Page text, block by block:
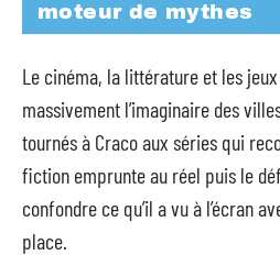
moteur de mythes
Le cinéma, la littérature et les
massivement l’imaginaire des
tournés à Craco aux séries qui
fiction emprunte au réel puis le
confondre ce qu’il a vu à l’écran
place.